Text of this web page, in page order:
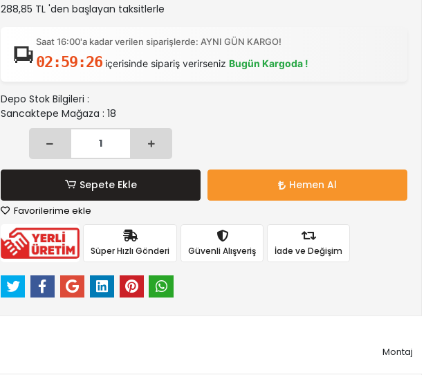
288,85 TL 'den başlayan taksitlerle
Saat 16:00'a kadar verilen siparişlerde: AYNI GÜN KARGO!
02:59:25 içerisinde sipariş verirseniz Bugün Kargoda !
Depo Stok Bilgileri :
Sancaktepe Mağaza : 18
Sepete Ekle Hemen Al
Favorilerime ekle
Süper Hızlı Gönderi Güvenli Alışveriş İade ve Değişim
Montaj